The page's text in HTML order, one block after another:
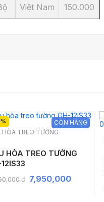
Việt Nam 150.000
HÒA TREO TƯỜNG
HÒA TREO TƯỜNG
CÒN HÀNG
đ 7,950,000